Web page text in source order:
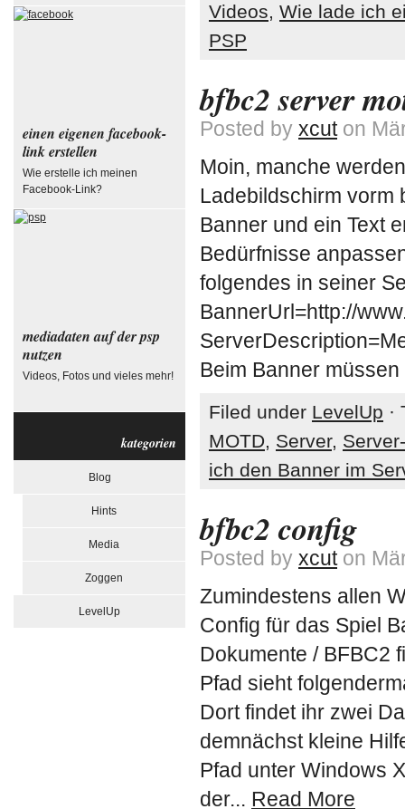
Videos, Wie lade ich
PSP
bfbc2 server
Posted by xcuton
Moin, manche
Ladebildschirm vorm
Banner und ein Text
Bedürfnisse
folgendes in seiner
BannerUrl=http://
Beim Banner
Filed under LevelUp ·
MOTD, Server,
ich den Banner im
bfbc2 config
Posted by xcuton
Zumindestens allen
Config für das Spiel
Dokumente / BFBC2
Pfad sieht
Dort findet ihr zwei
demnächst kleine
Pfad unter Windows
der... Read More
einen eigenen facebook-
link erstellen
Wie erstelle ich meinen
Facebook-Link?
mediadaten auf der psp
nutzen
Videos, Fotos und vieles mehr!
kategorien
Blog
Hints
Media
Zoggen
LevelUp